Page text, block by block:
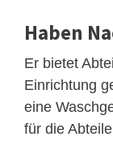
Haben
Er bietet
Einrichtung
eine
für die